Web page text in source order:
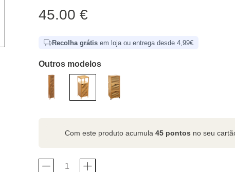
45.00 €
Recolha grátis em loja ou entrega desde 4,99€
Outros modelos
Com este produto acumula45 pontos no seu